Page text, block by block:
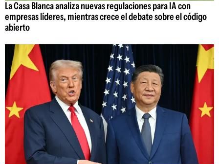
La Casa Blanca analiza nuevas regulaciones para IA con
empresas líderes, mientras crece el debate sobre el código
abierto